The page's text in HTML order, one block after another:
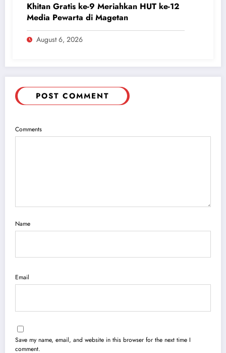
Khitan Gratis ke-9 Meriahkan HUT ke-12
Media Pewarta di Magetan
August 6, 2026
POST COMMENT
Comments
Name
Email
Save my name, email, and website in this browser for the next time I
comment.